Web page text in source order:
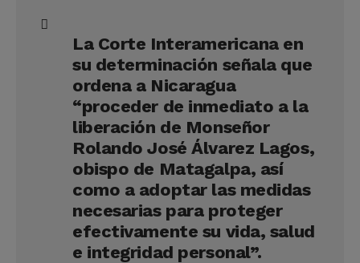
La Corte Interamericana en
su determinación señala que
ordena a Nicaragua
“proceder de inmediato a la
liberación de Monseñor
Rolando José Álvarez Lagos,
obispo de Matagalpa, así
como a adoptar las medidas
necesarias para proteger
efectivamente su vida, salud
e integridad personal”.